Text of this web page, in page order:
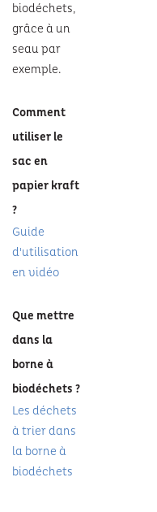
biodéchets,
grâce à un
seau par
exemple.
Comment
utiliser le
sac en
papier kraft
?
Guide
d'utilisation
en vidéo
Que mettre
dans la
borne à
biodéchets ?
Les déchets
à trier dans
la borne à
biodéchets